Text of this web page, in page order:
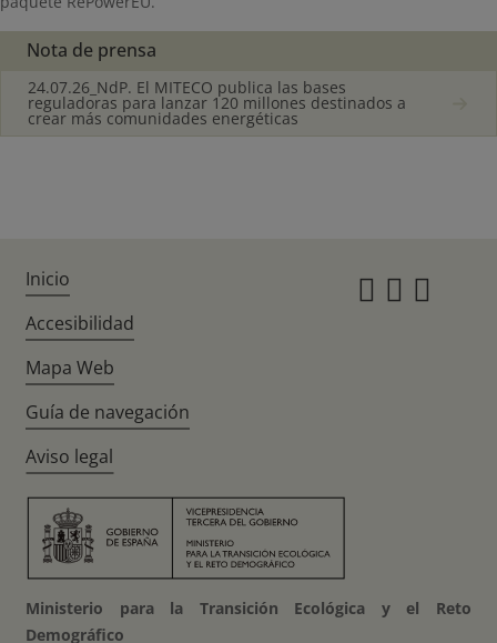
Nota de prensa
24.07.26_NdP. El MITECO publica las bases
reguladoras para lanzar 120 millones destinados a
crear más comunidades energéticas
Inicio
Accesibilidad
Mapa Web
Guía de navegación
Aviso legal
Ministerio para la Transición Ecológica y el Reto
Demográfico